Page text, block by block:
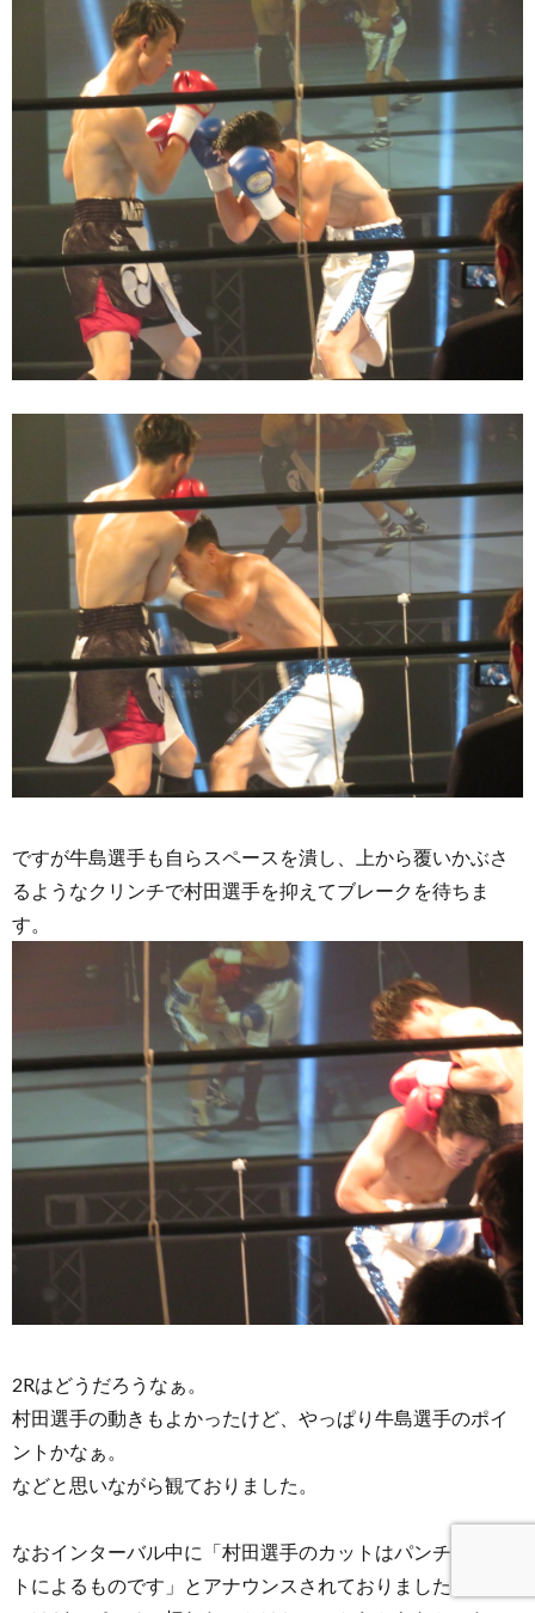
ですが牛島選手も自らスペースを潰し、上から覆いかぶさ
るようなクリンチで村田選手を抑えてブレークを待ちま
す。
2Rはどうだろうなぁ。
村田選手の動きもよかったけど、やっぱり牛島選手のポイ
ントかなぁ。
などと思いながら観ておりました。
なおインターバル中に「村田選手のカットはパンチのヒッ
トによるものです」とアナウンスされておりましたが、僕